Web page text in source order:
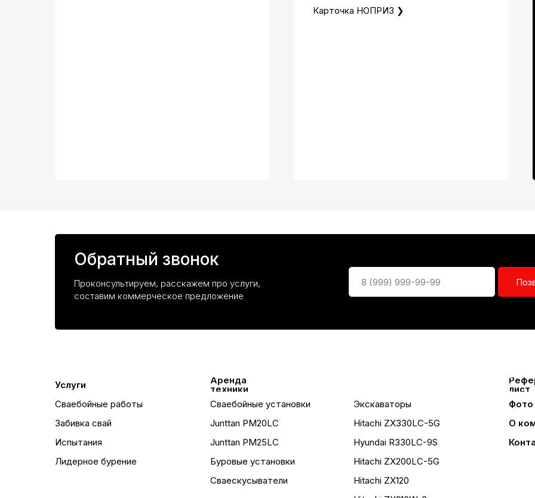
Карточка НОПРИЗ ❯
Обратный звонок
Проконсультируем, расскажем про услуги,
составим коммерческое предложение
Услуги
Сваебойные работы
Лидерное бурение
Аренда
техники
Сваебойные установки
Экскаваторы
Буровые установки
Сваескусыватели
лист
Фото
О
Забивка свай
Испытания
Hitachi ZX330LC-5G
Hyundai R330LC-9S
Hitachi ZX200LC-5G
Hitachi ZX120
Junttan PM20LC
Junttan PM25LC